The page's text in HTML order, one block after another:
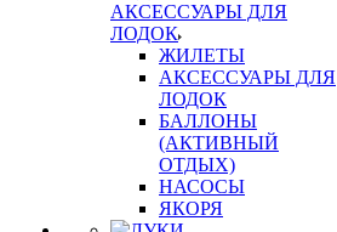
АКСЕССУАРЫ ДЛЯ
ЛОДОК
ЖИЛЕТЫ
АКСЕССУАРЫ ДЛЯ
ЛОДОК
БАЛЛОНЫ
(АКТИВНЫЙ
ОТДЫХ)
НАСОСЫ
ЯКОРЯ